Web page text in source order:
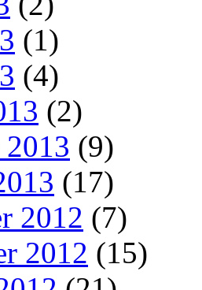
(1)
(4)
(2)
(9)
(17)
2012 (7)
2012 (15)